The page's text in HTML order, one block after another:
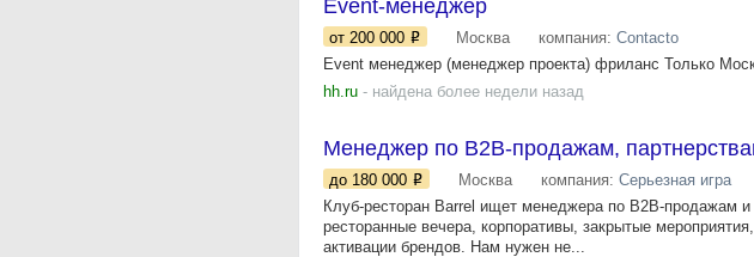
Event-менеджер
от 200 000 Москва компания: Contacto
Event менеджер (менеджер проекта) фриланс Только
hh.ru - найдена более недели назад
Менеджер по B2B-продажам,
до 180 000 Москва компания: Серьезная игра
Клуб-ресторан Barrel ищет менеджера по B2B-продажам
ресторанные вечера, корпоративы, закрытые
активации брендов. Нам нужен не...